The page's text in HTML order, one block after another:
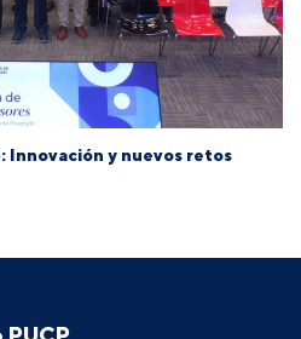
Innovación y nuevos retos